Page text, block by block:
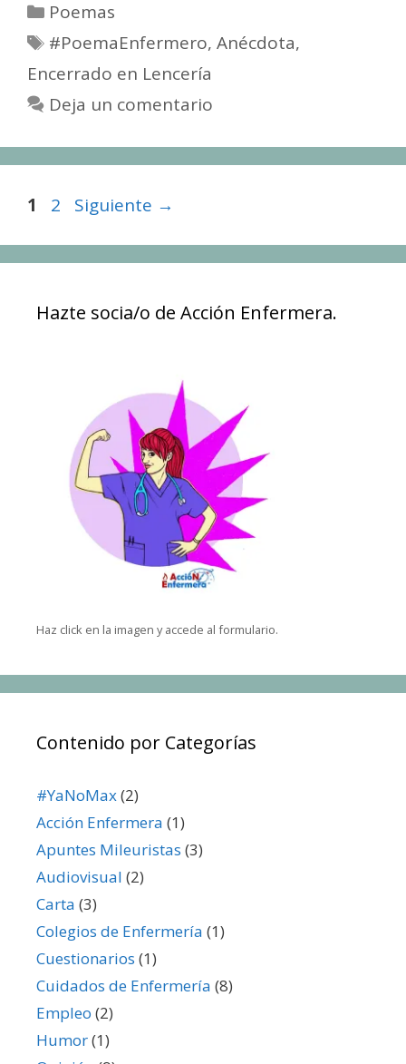
Categorías
Poemas
Etiquetas
#PoemaEnfermero,Anécdota,
Encerrado en Lencería
Deja un comentario
Página
1 Página
2 Siguiente →
Hazte socia/o de Acción Enfermera.
Haz click en la imagen y accede al formulario.
Contenido por Categorías
#YaNoMax(2)
Acción Enfermera (1)
Apuntes Mileuristas (3)
Audiovisual (2)
Carta (3)
Colegios de Enfermería (1)
Cuestionarios (1)
Cuidados de Enfermería (8)
Empleo (2)
Humor(1)